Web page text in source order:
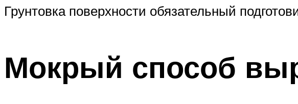
Грунтовка поверхности обязательный
Мокрый способ